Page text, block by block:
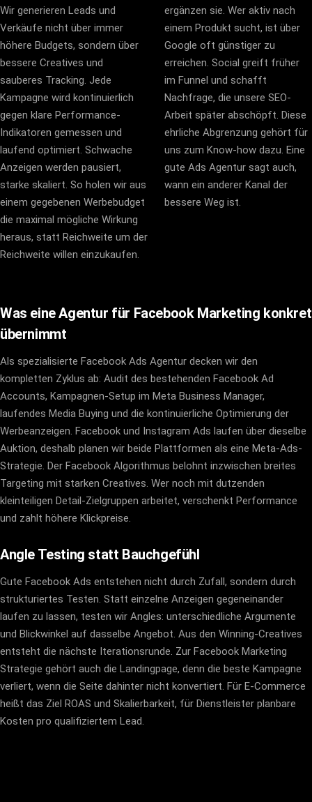
Wir generieren Leads und
Verkäufe nicht über immer
höhere Budgets, sondern über
bessere Creatives und
sauberes Tracking. Jede
Kampagne wird kontinuierlich
gegen klare Performance-
Indikatoren gemessen und
laufend optimiert. Schwache
Anzeigen werden pausiert,
starke skaliert. So holen wir aus
einem gegebenen Werbebudget
die maximal mögliche Wirkung
heraus, statt Reichweite um der
Reichweite willen einzukaufen.
ergänzen sie. Wer aktiv nach
einem Produkt sucht, ist über
Google oft günstiger zu
erreichen. Social greift früher
im Funnel und schafft
Nachfrage, die unsere SEO-
Arbeit später abschöpft. Diese
ehrliche Abgrenzung gehört für
uns zum Know-how dazu. Eine
gute Ads Agentur sagt auch,
wann ein anderer Kanal der
bessere Weg ist.
Was eine Agentur für Facebook Marketing konkret
übernimmt
Als spezialisierte Facebook Ads Agentur decken wir den
kompletten Zyklus ab: Audit des bestehenden Facebook Ad
Accounts, Kampagnen-Setup im Meta Business Manager,
laufendes Media Buying und die kontinuierliche Optimierung der
Werbeanzeigen. Facebook und Instagram Ads laufen über dieselbe
Auktion, deshalb planen wir beide Plattformen als eine Meta-Ads-
Strategie. Der Facebook Algorithmus belohnt inzwischen breites
Targeting mit starken Creatives. Wer noch mit dutzenden
kleinteiligen Detail-Zielgruppen arbeitet, verschenkt Performance
und zahlt höhere Klickpreise.
Angle Testing statt Bauchgefühl
Gute Facebook Ads entstehen nicht durch Zufall, sondern durch
strukturiertes Testen. Statt einzelne Anzeigen gegeneinander
laufen zu lassen, testen wir Angles: unterschiedliche Argumente
und Blickwinkel auf dasselbe Angebot. Aus den Winning-Creatives
entsteht die nächste Iterationsrunde. Zur Facebook Marketing
Strategie gehört auch die Landingpage, denn die beste Kampagne
verliert, wenn die Seite dahinter nicht konvertiert. Für E-Commerce
heißt das Ziel ROAS und Skalierbarkeit, für Dienstleister planbare
Kosten pro qualifiziertem Lead.